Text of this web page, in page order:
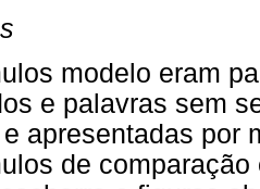
modelo eram
e palavras sem
apresentadas por
de